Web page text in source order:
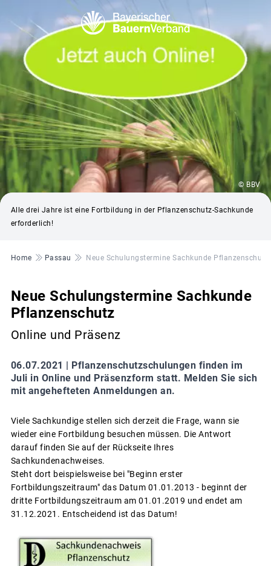
© BBV
Alle drei Jahre ist eine Fortbildung in der Pflanzenschutz-Sachkunde
erforderlich!
Pfadnavigation
Home Passau Neue Schulungstermine Sachkunde Pflanzenschutz
Neue Schulungstermine Sachkunde
Pflanzenschutz
Online und Präsenz
06.07.2021 |
Pflanzenschutzschulungen finden im
Juli in Online und Präsenzform statt. Melden Sie sich
mit angehefteten Anmeldungen an.
Viele Sachkundige stellen sich derzeit die Frage, wann sie
wieder eine Fortbildung besuchen müssen. Die Antwort
darauf finden Sie auf der Rückseite Ihres
Sachkundenachweises.
Steht dort beispielsweise bei "Beginn erster
Fortbildungszeitraum" das Datum 01.01.2013 - beginnt der
dritte Fortbildungszeitraum am 01.01.2019 und endet am
31.12.2021. Entscheidend ist das Datum!